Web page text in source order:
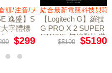
頡/注音/大易
逸盛】S
字體標
$299
結合最新電競科技與
【Logitech G】羅技
G PRO X 2 SUPER
STRIKE 無線類比遊
戲滑鼠$5190 $5190